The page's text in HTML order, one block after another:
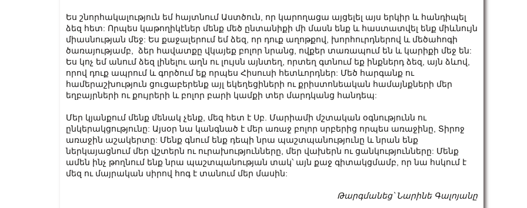
Ես շնորհակալություն եմ հայտնում Աստծուն, որ կարողացա այցելել այս երկիր և հանդիպել
ձեզ հետ: Որպես կաթողիկէներ մենք մեծ ընտանիքի մի մասն ենք և հաստատվել ենք միևնույն
միասնության մեջ: Ես քաջալերում եմ ձեզ, որ դուք աղոթքով, խորհուրդներով և մեծահոգի
ծառայությամբ, ձեր հավատքը վկայեք բոլոր նրանց, ովքեր տառապում են և կարիքի մեջ են:
Ես կոչ եմ անում ձեզ լինելու աղն ու լույսն այնտեղ, որտեղ գտնում եք ինքներդ ձեզ, այն ձևով,
որով դուք ապրում և գործում եք որպես Հիսուսի հետևորդներ: Մեծ հարգանք ու
համերաշխություն ցուցաբերենք այլ եկեղեցիների ու քրիստոնեական համայնքների մեր
եղբայրների ու քույրերի և բոլոր բարի կամքի տեր մարդկանց հանդեպ:
Մեր կյանքում մենք մենակ չենք, մեզ հետ է Սբ. Մարիամի մշտական օգնությունն ու
ընկերակցությունը: Այսօր նա կանգնած է մեր առաջ բոլոր սրբերից որպես առաջինը, Տիրոջ
առաջին աշակերտը: Մենք գնում ենք դեպի նրա պաշտպանությունը և նրան ենք
ներկայացնում մեր վշտերն ու ուրախությունները, մեր վախերն ու ցանկությունները: Մենք
ամեն ինչ թողնում ենք նրա պաշտպանության տակ՝ այն քաջ գիտակցմամբ, որ նա հսկում է
մեզ ու մայրական սիրով հոգ է տանում մեր մասին:
Թարգմանեց՝ Նարինե Գալոյանը